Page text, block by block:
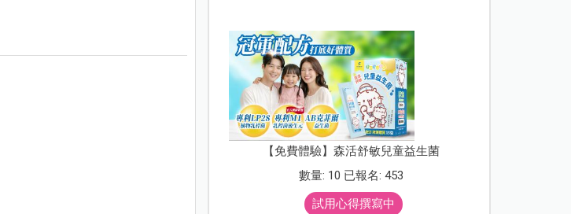
【免費體驗】森活舒敏兒童益生菌
數量: 10 已報名: 453
試用心得撰寫中